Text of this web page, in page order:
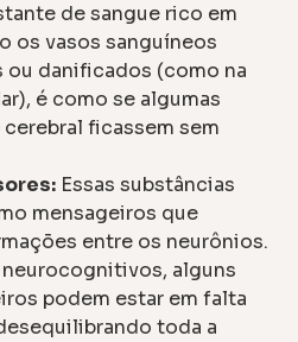
de sangue rico em
os vasos sanguíneos
danificados (como na
é como se algumas
ficassem sem
Essas substâncias
mensageiros que
entre os neurônios.
alguns
podem estar em falta
toda a